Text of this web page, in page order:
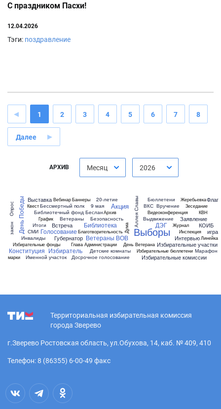
С праздником Пасхи!
12.04.2026
Тэги: поздравление
1 2 3 4 5 6 7 8
Далее
АРХИВ Месяц 2026
20-летие
9 мая
Акция Аллея Славы
Архив
Баннеры
Безопасность
Беслан
Бессмертный полк
Библиотека
Библиотечный фонд
Благотворительность
Бюллетени
ВКС
Вебинар
Ветераны
Ветераны ВОВ
Видеоконференция
Вручение
Встреча Выборы
Выдвижение
Выставка
Глава Администрации
Голосование
График
Губернатор
ДЭГ
День Ветерана
День Победы
Детские комнаты
Досрочное голосование
Дума
Жеребьевка
Журнал
Заявление
Зеседание
Избиратель Избирательные бюллетени
Избирательные комиссии
Избирательные участки
Избирательные фонды
Именной участок
Инвалиды
Инспекция
Интервью
Итоги
КВН
КОИБ
Квест
Конституция
Линейка
Марафон
Опрос
СМИ
Флаг
закон игра
марки
Территориальная избирательная комиссия
города Зверево
г.Зверево Ростовская область, ул.Обухова, 14, каб. № 409, 410
Телефон: 8 (86355) 6-00-49 факс